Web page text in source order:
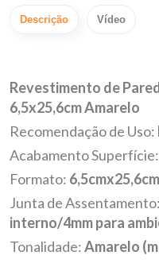
Descrição Vídeo
Revestimento de
6,5x25,6cm Amarelo
Recomendação de Uso:
Acabamento Superfície:
Formato: 6,5cmx25,6cm
Junta de Assentamento:
interno/4mm para
Tonalidade:Amarelo